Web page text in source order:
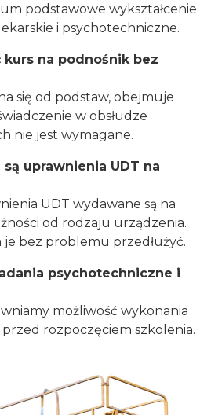
podstawowe wykształcenie
i psychotechniczne.
kurs na podnośnik bez
się od podstaw, obejmuje
w obsłudze
nie jest wymagane.
są uprawnienia UDT na
UDT wydawane są na
od rodzaju urządzenia.
je bez problemu przedłużyć.
psychotechniczne i
możliwość wykonania
rozpoczęciem szkolenia.